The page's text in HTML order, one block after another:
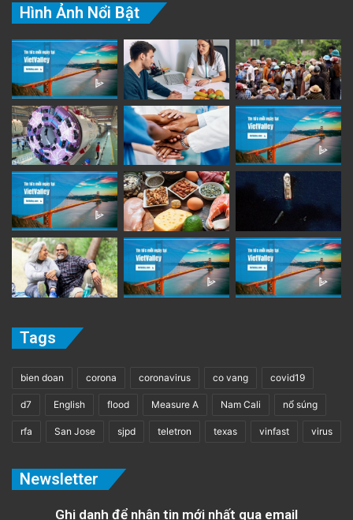
Hình Ảnh Nổi Bật
Tags
bien doan corona coronavirus co vang covid19
d7 English flood Measure A Nam Cali nổ súng
rfa San Jose sjpd teletron texas vinfast virus
Newsletter
Ghi danh để nhận tin mới nhất qua email